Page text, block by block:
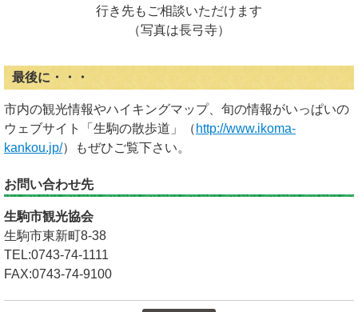
行き先もご相談いただけます
（写真は長弓寺）
最後に・・・
市内の観光情報やハイキングマップ、旬の情報がいっぱいの
ウェブサイト「生駒の散歩道」（ http://www.ikoma-
kankou.jp/）もぜひご覧下さい。
お問い合わせ先
生駒市観光協会
生駒市東新町8-38
TEL:0743-74-1111
FAX:0743-74-9100